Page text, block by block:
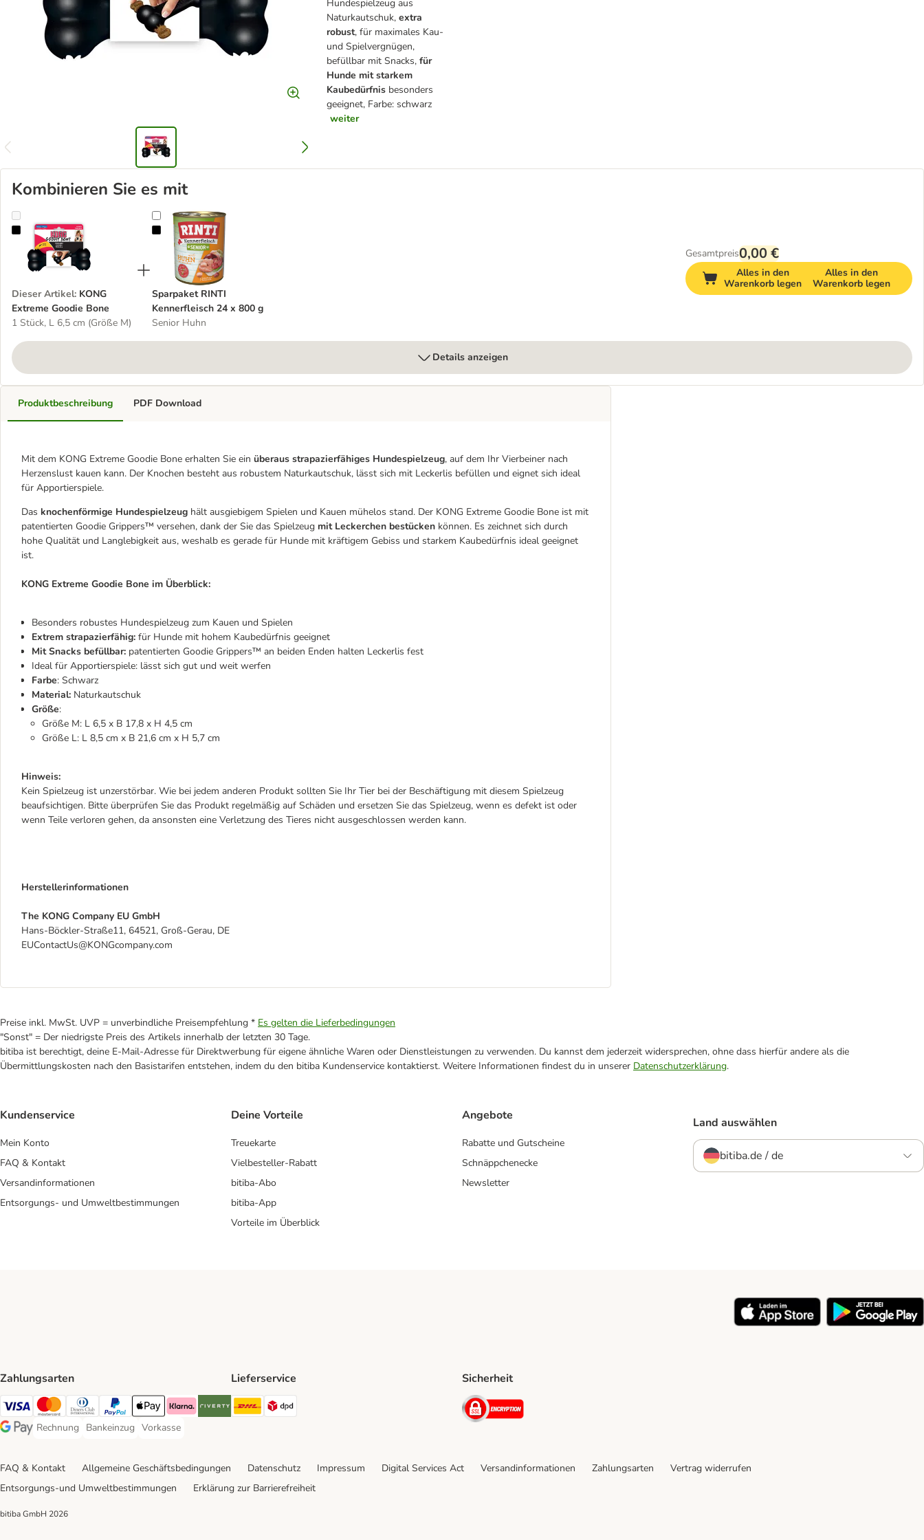
Hundespielzeug aus
Naturkautschuk, extra
robust, für maximales Kau-
und Spielvergnügen,
befüllbar mit Snacks, für
Hunde mit starkem
Kaubedürfnisbesonders
geeignet, Farbe: schwarz
weiter
Kombinieren Sie es mit
KONG Extreme Goodie Bone
Dieser Artikel: KONG
Extreme Goodie Bone
1 Stück, L 6,5 cm (Größe M)
Sparpaket RINTI Kennerfleisch 24 x 800 g
Sparpaket RINTI
Kennerfleisch 24 x 800 g
Senior Huhn
Gesamtpreis0,00 €
Alles in den
Warenkorb legen
Alles in den
Warenkorb legen
Details anzeigen
Produktbeschreibung
Mit dem KONG Extreme Goodie Bone erhalten Sie ein überaus strapazierfähiges Hundespielzeug, auf dem Ihr Vierbeiner nach
Herzenslust kauen kann. Der Knochen besteht aus robustem Naturkautschuk, lässt sich mit Leckerlis befüllen und eignet sich ideal
für Apportierspiele.
Das knochenförmige Hundespielzeug hält ausgiebigem Spielen und Kauen mühelos stand. Der KONG Extreme Goodie Bone ist mit
patentierten Goodie Grippers™ versehen, dank der Sie das Spielzeug mit Leckerchen bestücken können. Es zeichnet sich durch
hohe Qualität und Langlebigkeit aus, weshalb es gerade für Hunde mit kräftigem Gebiss und starkem Kaubedürfnis ideal geeignet
ist.
KONG Extreme Goodie Bone im Überblick:
Besonders robustes Hundespielzeug zum Kauen und Spielen
Extrem strapazierfähig: für Hunde mit hohem Kaubedürfnis geeignet
Mit Snacks befüllbar: patentierten Goodie Grippers™ an beiden Enden halten Leckerlis fest
Ideal für Apportierspiele: lässt sich gut und weit werfen
Farbe: Schwarz
Material: Naturkautschuk
Größe:
Größe M: L 6,5 x B 17,8 x H 4,5 cm
Größe L: L 8,5 cm x B 21,6 cm x H 5,7 cm
Hinweis:
Kein Spielzeug ist unzerstörbar. Wie bei jedem anderen Produkt sollten Sie Ihr Tier bei der Beschäftigung mit diesem Spielzeug
beaufsichtigen. Bitte überprüfen Sie das Produkt regelmäßig auf Schäden und ersetzen Sie das Spielzeug, wenn es defekt ist oder
wenn Teile verloren gehen, da ansonsten eine Verletzung des Tieres nicht ausgeschlossen werden kann.
Herstellerinformationen
The KONG Company EU GmbH
Hans-Böckler-Straße11, 64521, Groß-Gerau, DE
EUContactUs@KONGcompany.com
PDF Download
Preise inkl. MwSt. UVP = unverbindliche Preisempfehlung * Es gelten die Lieferbedingungen
"Sonst" = Der niedrigste Preis des Artikels innerhalb der letzten 30 Tage.
bitiba ist berechtigt, deine E-Mail-Adresse für Direktwerbung für eigene ähnliche Waren oder Dienstleistungen zu verwenden. Du kannst dem jederzeit widersprechen, ohne dass hierfür andere als die
Übermittlungskosten nach den Basistarifen entstehen, indem du den bitiba Kundenservice kontaktierst. Weitere Informationen findest du in unserer Datenschutzerklärung.
Kundenservice
Mein Konto
FAQ & Kontakt
Versandinformationen
Entsorgungs- und Umweltbestimmungen
Deine Vorteile
Treuekarte
Vielbesteller-Rabatt
bitiba-Abo
bitiba-App
Vorteile im Überblick
Angebote
Rabatte und Gutscheine
Schnäppchenecke
Newsletter
Land auswählen
bitiba.de / de
Zahlungsarten
Visa Payment Method
Mastercard Payment Method
Diners Club Payment Method
PayPal Payment Method
Apple Pay Payment Method
Klarna Payment Method
Riverty Payment Method
Google Pay Payment Method
Rechnung
Rechnung Payment Method
Bankeinzug
Bankeinzug Payment Method
Vorkasse
Vorkasse Payment Method
Lieferservice
DHL Shipping Method
Sicherheit
Security
FAQ & Kontakt Allgemeine Geschäftsbedingungen Datenschutz Impressum Digital Services Act Versandinformationen Zahlungsarten
Vertrag widerrufen
Entsorgungs-und Umweltbestimmungen
Erklärung zur Barrierefreiheit
bitiba GmbH 2026